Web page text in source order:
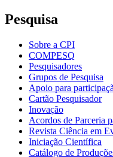
Pesquisa
Sobre a CPI
COMPESQ
Pesquisadores
Grupos de Pesquisa
Apoio para
Cartão Pesquisador
Inovação
Acordos de Parceria
Revista Ciência em
Iniciação Científica
Catálogo de